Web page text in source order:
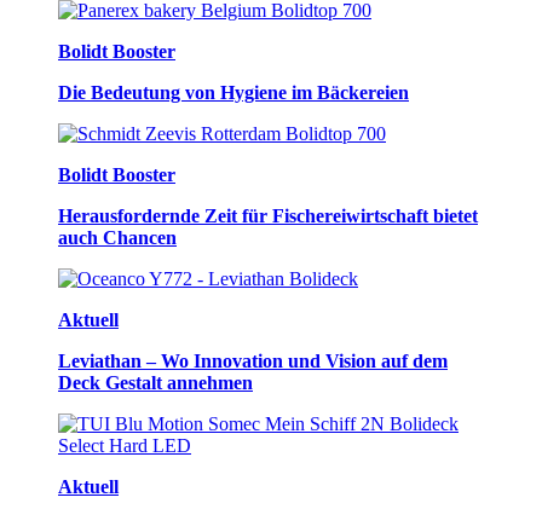
Bolidt Booster
Die Bedeutung von Hygiene im Bäckereien
Bolidt Booster
Herausfordernde Zeit für Fischereiwirtschaft bietet
auch Chancen
Aktuell
Leviathan – Wo Innovation und Vision auf dem
Deck Gestalt annehmen
Aktuell